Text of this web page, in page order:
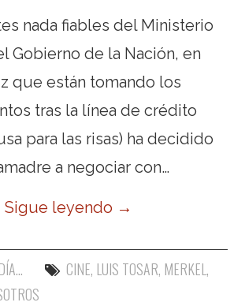
nada fiables del Ministerio
Gobierno de la Nación, en
que están tomando los
tras la línea de crédito
para las risas) ha decidido
a negociar con…
Sigue leyendo →
CINE, LUIS TOSAR, MERKEL,